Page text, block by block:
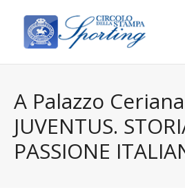
A Palazzo
JUVENTUS.
PASSIONE